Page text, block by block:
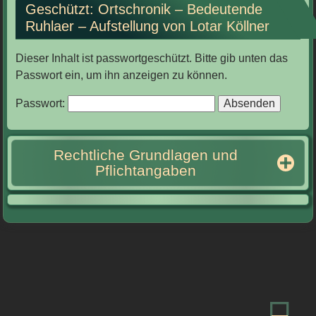
Geschützt: Ortschronik – Bedeutende
Ruhlaer – Aufstellung von Lotar Köllner
Dieser Inhalt ist passwortgeschützt. Bitte gib unten das
Passwort ein, um ihn anzeigen zu können.
Passwort:
Rechtliche Grundlagen und
Pflichtangaben